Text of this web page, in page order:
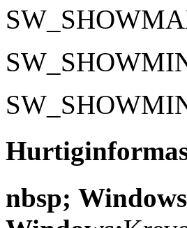
nbsp;